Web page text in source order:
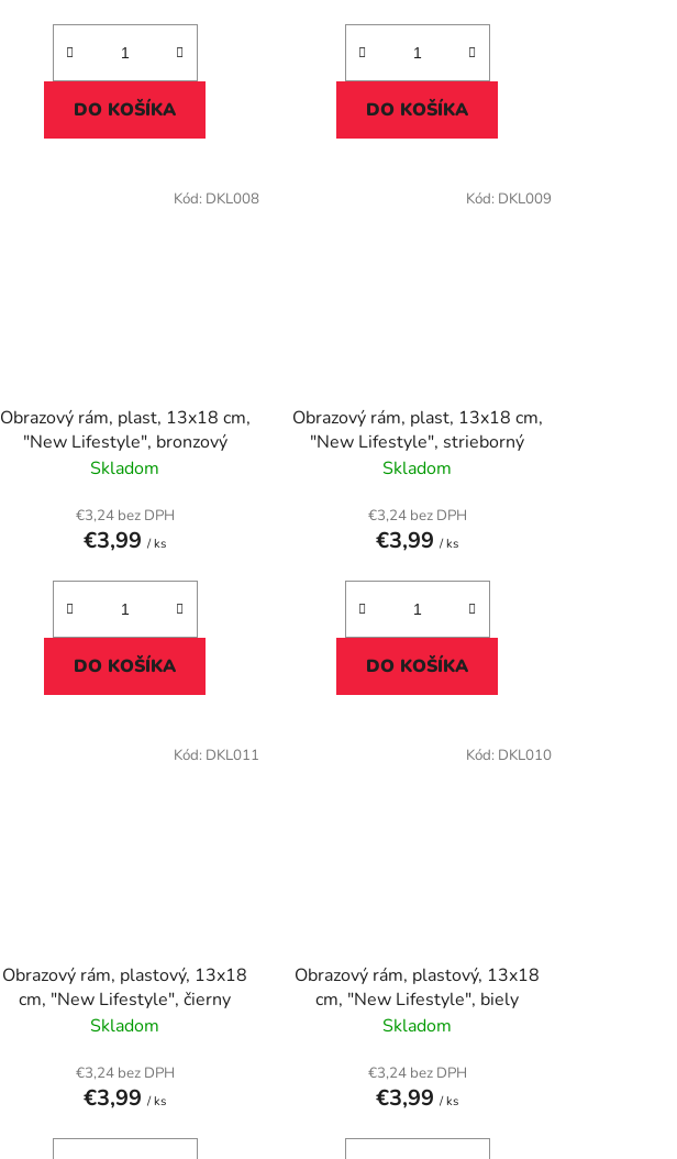
DO KOŠÍKA DO KOŠÍKA
Obrazový rám, plast, 13x18 cm,
"New Lifestyle", bronzový
Skladom
€3,24 bez DPH
€3,99/ ks
DO KOŠÍKA
Kód: DKL008
Obrazový rám, plast, 13x18 cm,
"New Lifestyle", strieborný
Skladom
€3,24 bez DPH
€3,99/ ks
DO KOŠÍKA
Kód: DKL009
Obrazový rám, plastový, 13x18
cm, "New Lifestyle", čierny
Skladom
€3,24 bez DPH
€3,99/ ks
Kód: DKL011
Obrazový rám, plastový, 13x18
cm, "New Lifestyle", biely
Skladom
€3,24 bez DPH
€3,99/ ks
Kód: DKL010